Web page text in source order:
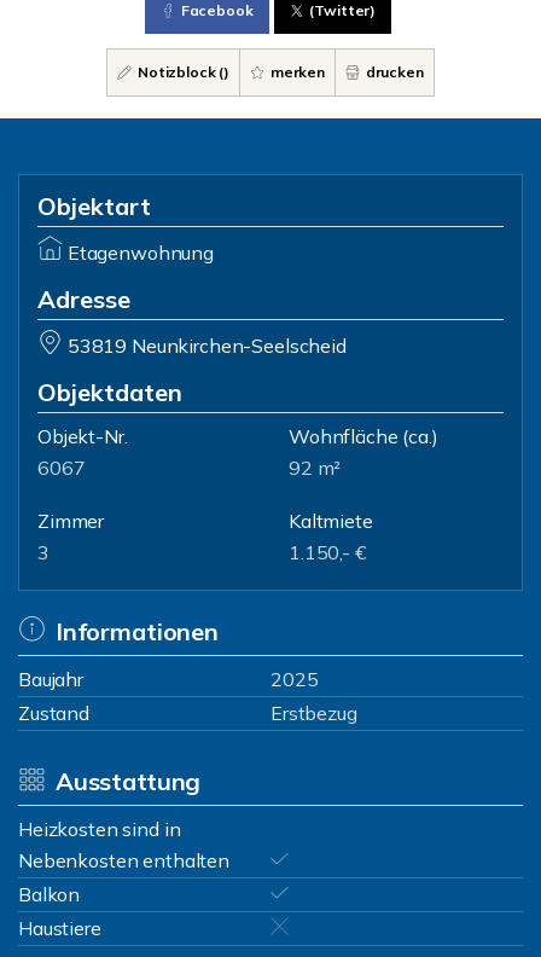
Facebook (Twitter)
Notizblock () merken drucken
Objektart
Etagenwohnung
Adresse
53819 Neunkirchen-Seelscheid
Objektdaten
Objekt-Nr.
6067
Wohnfläche (ca.)
92 m²
Zimmer
3
Kaltmiete
1.150,- €
Informationen
Baujahr
2025
Zustand
Erstbezug
Ausstattung
Heizkosten sind in
Nebenkosten enthalten
Balkon
Haustiere